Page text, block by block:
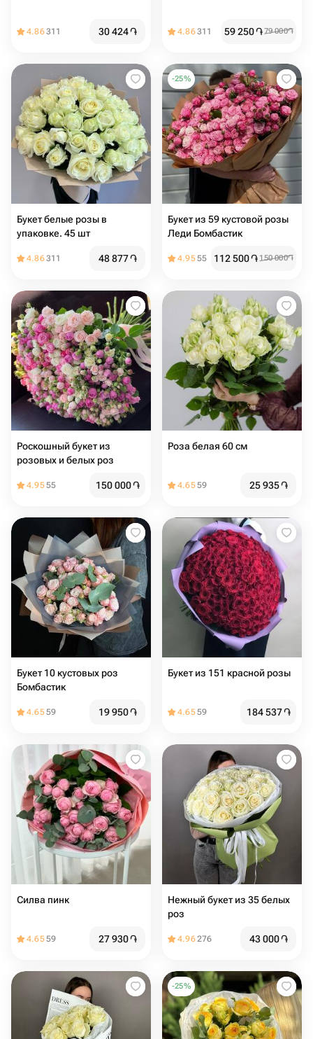
4.86311 30 424֏ 4.86311 59 250֏79 000֏
Букет белые розы в
упаковке. 45 шт
4.86311 48 877֏
-25%
Букет из 59 кустовой розы
Леди Бомбастик
4.9555 112 500֏ 150 000֏
Роскошный букет из
розовых и белых роз
4.9555 150 000֏
Роза белая 60 см
4.6559 25 935֏
Букет 10 кустовых роз
Бомбастик
4.6559 19 950֏
Букет из 151 красной розы
4.6559 184 537֏
Силва пинк
4.6559 27 930֏
Нежный букет из 35 белых
роз
4.96276 43 000֏
-25%